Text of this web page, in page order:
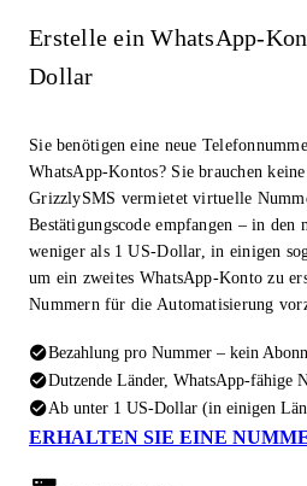
Erstelle ein WhatsApp-
Dollar
Sie benötigen eine neue
WhatsApp-Kontos? Sie brauchen
GrizzlySMS vermietet virtuelle
Bestätigungscode empfangen – in den
weniger als 1 US-Dollar, in einigen
um ein zweites WhatsApp-Konto zu
Nummern für die Automatisierung
Bezahlung pro Nummer – kein
Dutzende Länder, WhatsApp-fähige
Ab unter 1 US-Dollar (in einigen
ERHALTEN SIE EINE